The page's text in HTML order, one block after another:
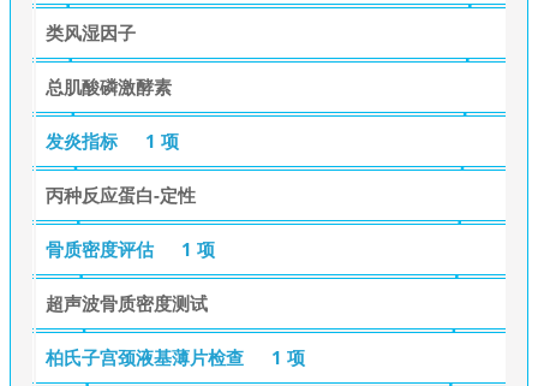
类风湿因子
总肌酸磷激酵素
发炎指标 1 项
丙种反应蛋白-定性
骨质密度评估 1 项
超声波骨质密度测试
柏氏子宫颈液基薄片检查 1 项